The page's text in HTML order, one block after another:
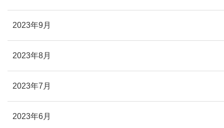
2023年9月
2023年8月
2023年7月
2023年6月